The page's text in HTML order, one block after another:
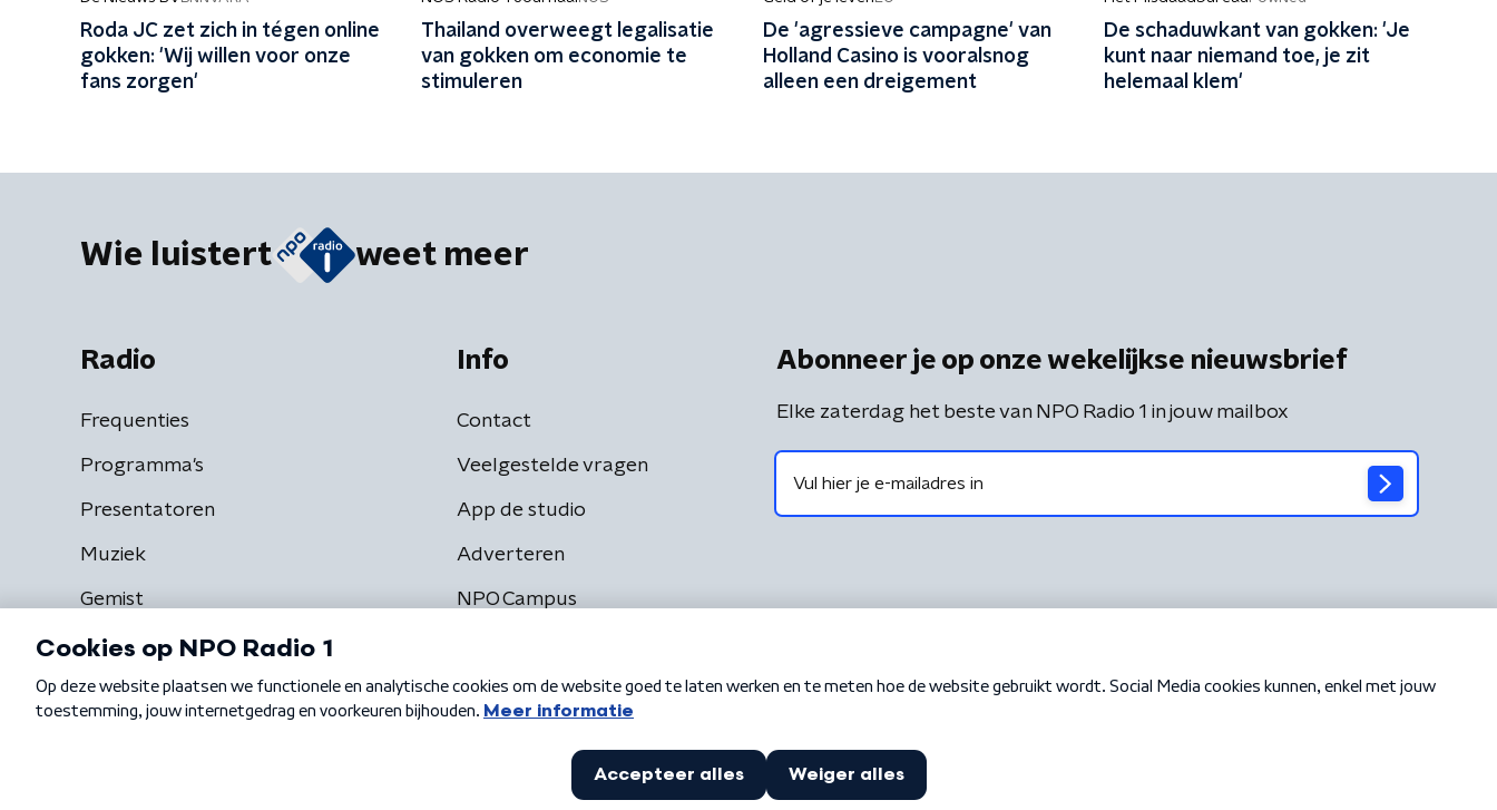
Roda JC zet zich in tégen online
gokken: 'Wij willen voor onze
fans zorgen'
Thailand overweegt legalisatie
van gokken om economie te
stimuleren
De 'agressieve campagne' van
Holland Casino is vooralsnog
alleen een dreigement
De schaduwkant van gokken: 'Je
kunt naar niemand toe, je zit
helemaal klem'
Wie luistert weet meer
Radio
Frequenties
Programma's
Presentatoren
Muziek
Gemist
Info
Contact
Veelgestelde vragen
App de studio
Adverteren
NPO Campus
Abonneer je op onze wekelijkse nieuwsbrief
Elke zaterdag het beste van NPO Radio 1 in jouw mailbox
Algemene voorwaarden Privacybeleid